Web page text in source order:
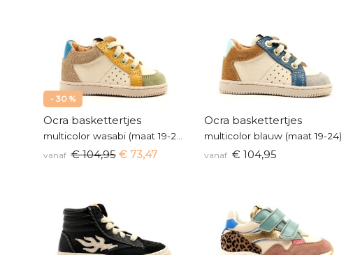
- 30 %
Ocra baskettertjes
vanaf € 104,95 € 73,47
Ocra baskettertjes
multicolor blauw (maat 19-24)
vanaf € 104,95